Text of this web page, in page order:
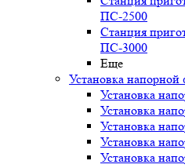
ПС-2500
Станция
ПС-3000
Еще
Установка напорной
Установка
Установка
Установка
Установка
Установка